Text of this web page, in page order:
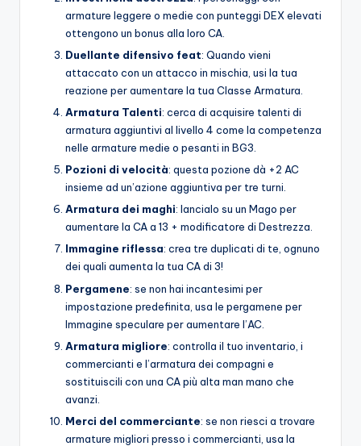
armature leggere o medie con punteggi DEX elevati
ottengono un bonus alla loro CA.
Duellante difensivo feat: Quando vieni
attaccato con un attacco in mischia, usi la tua
reazione per aumentare la tua Classe Armatura.
Armatura Talenti: cerca di acquisire talenti di
armatura aggiuntivi al livello 4 come la competenza
nelle armature medie o pesanti in BG3.
Pozioni di velocità: questa pozione dà +2 AC
insieme ad un’azione aggiuntiva per tre turni.
Armatura dei maghi: lancialo su un Mago per
aumentare la CA a 13 + modificatore di Destrezza.
Immagine riflessa: crea tre duplicati di te, ognuno
dei quali aumenta la tua CA di 3!
Pergamene: se non hai incantesimi per
impostazione predefinita, usa le pergamene per
Immagine speculare per aumentare l’AC.
Armatura migliore: controlla il tuo inventario, i
commercianti e l’armatura dei compagni e
sostituiscili con una CA più alta man mano che
avanzi.
Merci del commerciante: se non riesci a trovare
armature migliori presso i commercianti, usa la